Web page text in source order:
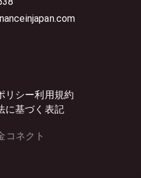
リシー利用規約
に基づく表記
コネクト